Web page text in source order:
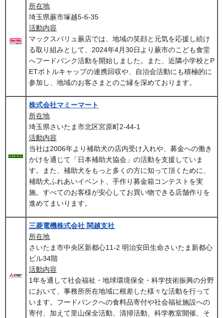
所在地
埼玉県蕨市塚越5-6-35
活動内容
マックスバリュ蕨店では、地域の笑顔と元気を応援し続け
る取り組みとして、2024年4月30日より蕨市のこども食堂
へフードバンク活動を開始しました。また、近隣小学校とP
ETボトルキャップの連携回収や、自治会活動にも積極的に
参加し、地域のお客さまとのご縁を深めております。
株式会社マミーマート
所在地
埼玉県さいたま市北区宮原町2-44-1
活動内容
当社は2006年より補助犬の店内受け入れや、募金への働き
かけを通じて「日本補助犬協会」の活動を支援していま
す。また、補助犬をもっと多くの方に知って頂くために、
補助犬ふれあいイベント、手作り募金箱コンテストを実
施。すべてのお客様が安心してお買い物できる店舗作りを
進めてまいります。
三菱電機株式会社 関越支社
所在地
さいたま市中央区新都心11-2 明治安田生命さいたま新都心
ビル34階
活動内容
1年を通して社会福祉・地球環境保全・科学技術振興の分野
において、事務所所在地域に根差した様々な活動を行って
います。フードバンクへの食料品寄付や社会福祉施設への
寄付、加えて里山保全活動、清掃活動、科学教室開催、そ